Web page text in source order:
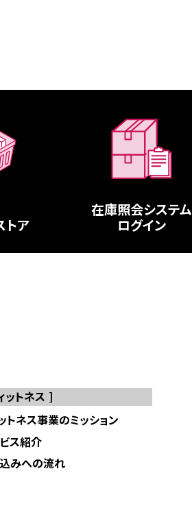
トア
在庫照会システム
ログイン
ットネス
トネス事業のミッション
ス紹介
みへの流れ